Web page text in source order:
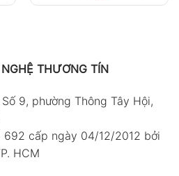
THƯƠNG TÍN
9, phường Thông Tây Hội,
692 cấp ngày 04/12/2012 bởi
HCM